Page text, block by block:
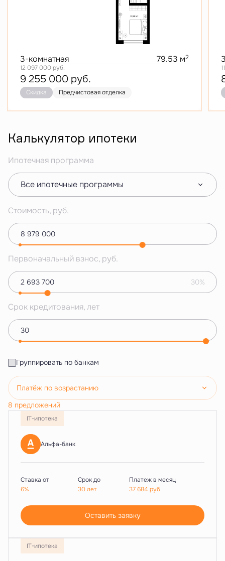
3-комнатная 79.53 м2
12 097 000руб.
9 255 000 руб.
Скидка Предчистовая отделка
Калькулятор ипотеки
Ипотечная программа
Все ипотечные программы
Стоимость, руб.
Первоначальный взнос, руб.
30%
Срок кредитования, лет
Группировать по банкам
Платёж по возрастанию
8 предложений
IT-ипотека
Альфа-банк
Ставка от
6%
Срок до
30 лет
Платеж в месяц
37 684 руб.
Оставить заявку
IT-ипотека